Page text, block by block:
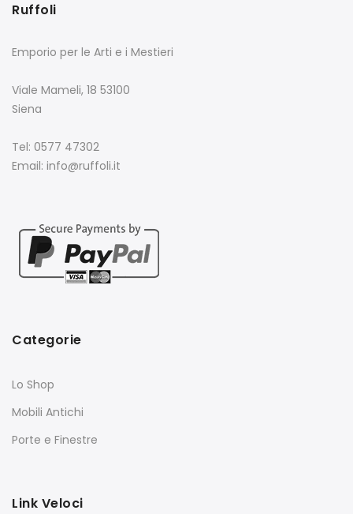
Ruffoli
Emporio per le Arti e i Mestieri
Viale Mameli, 18 53100
Siena
Tel: 0577 47302
Email: info@ruffoli.it
Categorie
Lo Shop
Mobili Antichi
Porte e Finestre
Link Veloci